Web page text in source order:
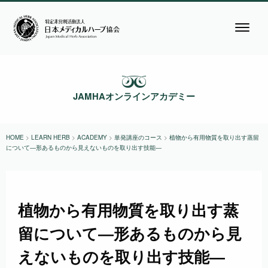
JAMHAオンラインアカデミー
HOME > LEARN HERB > ACADEMY > 単発講座のコース > 植物から有用物質を取り出す蒸留
について―形あるものから見えないものを取り出す技能―
植物から有用物質を取り出す蒸
留について―形あるものから見
えないものを取り出す技能―